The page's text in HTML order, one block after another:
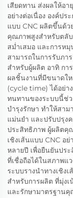
เสียดทาน ส่งผลให้อ
อย่างต่อเนื่อง องค์ปร
แบบ CNC ผลิตขึ้นด้ว
คุณภาพสูงสำหรับตลับ
สม่ำเสมอ และการห
สามารถในการรับภา
สำหรับผู้ผลิต อาทิ กา
ผลชิ้นงานที่มีขนาดใ
(cycle time) ได้อย่า
ทนทานของระบบนี้ช่
บำรุงรักษา ทำให้สาม
แม่นยำ และปรับปรุง
ประสิทธิภาพ ผู้ผลิตคุ
เชิงเส้นแบบ CNC อย่
หลายปี เพื่อยืนยันปร
ที่เชื่อถือได้ในสภาพ
ระบบรางนำทางเชิง
สำหรับการผลิต ที่มุ่งเ
และรักษามาตรฐาน